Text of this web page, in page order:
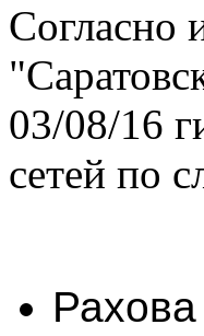
Согласно
03/08/16
сетей по